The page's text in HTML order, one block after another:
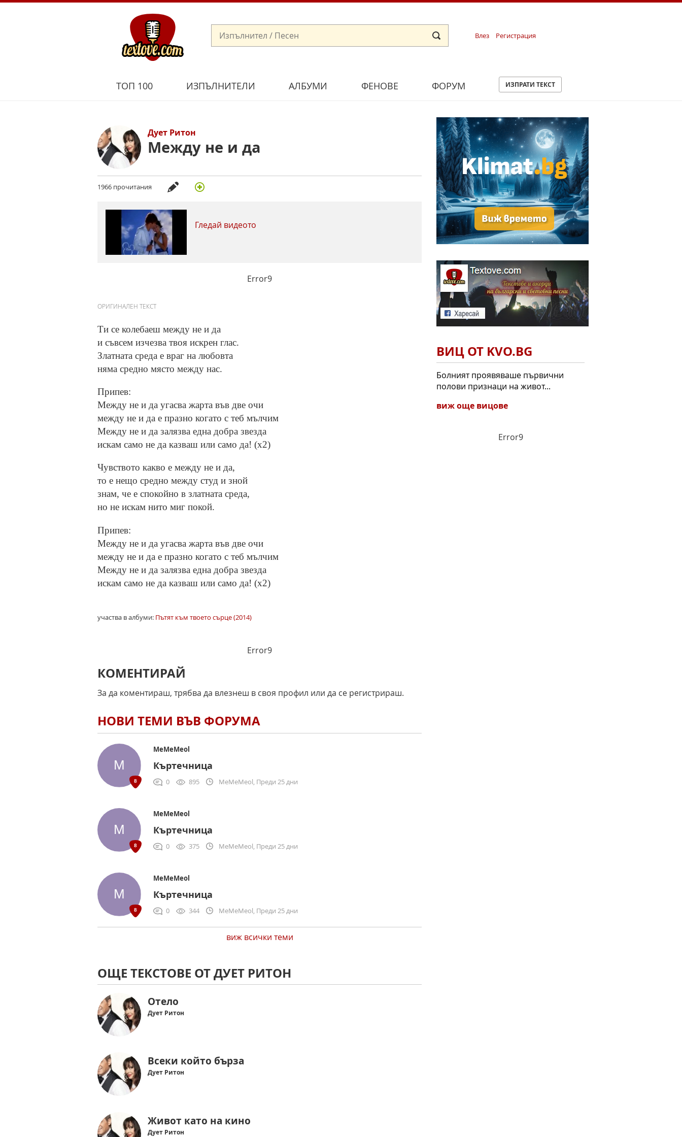
Влез Регистрация
ТОП 100 ИЗПЪЛНИТЕЛИ АЛБУМИ ФЕНОВЕ ФОРУМ ИЗПРАТИ ТЕКСТ
Дует Ритон
Между не и да
1966 прочитания
Гледай видеото
Error9
ОРИГИНАЛЕН ТЕКСТ
Ти се колебаеш между не и да
и съвсем изчезва твоя искрен глас.
Златната среда е враг на любовта
няма средно място между нас.
Припев:
Между не и да угасва жарта във две очи
между не и да е празно когато с теб мълчим
Между не и да залязва една добра звезда
искам само не да казваш или само да! (x2)
Чувството какво е между не и да,
то е нещо средно между студ и зной
знам, че е спокойно в златната среда,
но не искам нито миг покой.
Припев:
Между не и да угасва жарта във две очи
между не и да е празно когато с теб мълчим
Между не и да залязва една добра звезда
искам само не да казваш или само да! (x2)
участва в албуми: Пътят към твоето сърце (2014)
Error9
КОМЕНТИРАЙ
За да коментираш, трябва да влезнеш в своя профил или да се регистрираш.
НОВИ ТЕМИ ВЪВ ФОРУМА
MeMeMeol
Къртечница
0 895 MeMeMeol, Преди 25 дни
MeMeMeol
Къртечница
0 375 MeMeMeol, Преди 25 дни
MeMeMeol
Къртечница
0 344 MeMeMeol, Преди 25 дни
виж всички теми
ОЩЕ ТЕКСТОВЕ ОТ ДУЕТ РИТОН
Отело
Дует Ритон
Всеки който бърза
Дует Ритон
Живот като на кино
Дует Ритон
ВИЦ ОТ KVO.BG
Болният проявяваше първични
полови признаци на живот...
виж още вицове
Error9